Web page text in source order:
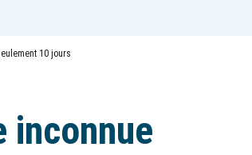
10 jours
inconnue